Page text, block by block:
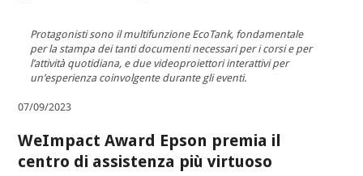
Protagonisti sono il multifunzione EcoTank, fondamentale
per la stampa dei tanti documenti necessari per i corsi e per
l’attività quotidiana, e due videoproiettori interattivi per
un’esperienza coinvolgente durante gli eventi.
07/09/2023
WeImpact Award Epson premia il
centro di assistenza più virtuoso